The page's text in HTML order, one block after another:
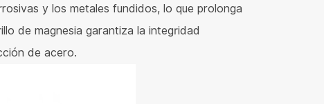
y los metales fundidos, lo que prolonga
de magnesia garantiza la integridad
de acero.